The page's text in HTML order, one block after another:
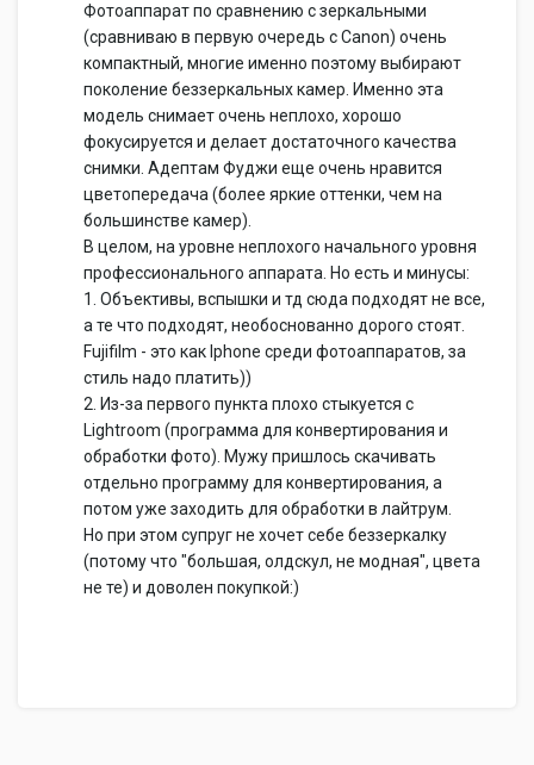
Фотоаппарат по сравнению с зеркальными
(сравниваю в первую очередь с Canon) очень
компактный, многие именно поэтому выбирают
поколение беззеркальных камер. Именно эта
модель снимает очень неплохо, хорошо
фокусируется и делает достаточного качества
снимки. Адептам Фуджи еще очень нравится
цветопередача (более яркие оттенки, чем на
большинстве камер).
В целом, на уровне неплохого начального уровня
профессионального аппарата. Но есть и минусы:
1. Объективы, вспышки и тд сюда подходят не все,
а те что подходят, необоснованно дорого стоят.
Fujifilm - это как Iphone среди фотоаппаратов, за
стиль надо платить))
2. Из-за первого пункта плохо стыкуется с
Lightroom (программа для конвертирования и
обработки фото). Мужу пришлось скачивать
отдельно программу для конвертирования, а
потом уже заходить для обработки в лайтрум.
Но при этом супруг не хочет себе беззеркалку
(потому что "большая, олдскул, не модная", цвета
не те) и доволен покупкой:)